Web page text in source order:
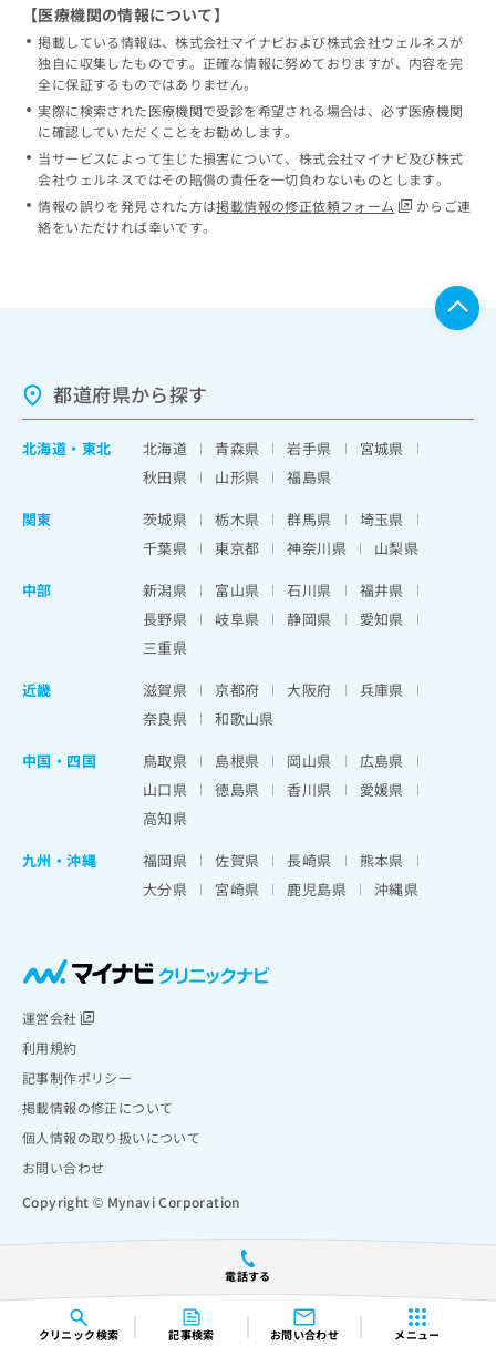
クリニック検索 記事検索 お問い合わせ メニュー
電話する
【医療機関の情報について】
掲載している情報は、株式会社マイナビおよび株式会社ウェルネスが
独自に収集したものです。正確な情報に努めておりますが、内容を完
全に保証するものではありません。
実際に検索された医療機関で受診を希望される場合は、必ず医療機関
に確認していただくことをお勧めします。
当サービスによって生じた損害について、株式会社マイナビ及び株式
会社ウェルネスではその賠償の責任を一切負わないものとします。
情報の誤りを発見された方は掲載情報の修正依頼フォーム
からご連
絡をいただければ幸いです。
都道府県から探す
北海道 ・ 東北 北海道 青森県 岩手県
宮城県
秋田県
山形県
福島県
関東
茨城県 栃木県 群馬県
埼玉県
千葉県
東京都 神奈川県
山梨県
中部
新潟県 富山県 石川県
福井県
長野県
岐阜県 静岡県
愛知県
三重県
近畿
滋賀県 京都府 大阪府
兵庫県
奈良県
和歌山県
中国・四国
鳥取県 島根県 岡山県
広島県
山口県
徳島県 香川県
愛媛県
高知県
九州・沖縄
福岡県 佐賀県 長崎県
熊本県
大分県
宮崎県 鹿児島県 沖縄県
運営会社
利用規約
記事制作ポリシー
掲載情報の修正について
個人情報の取り扱いについて
お問い合わせ
Copyright © Mynavi Corporation